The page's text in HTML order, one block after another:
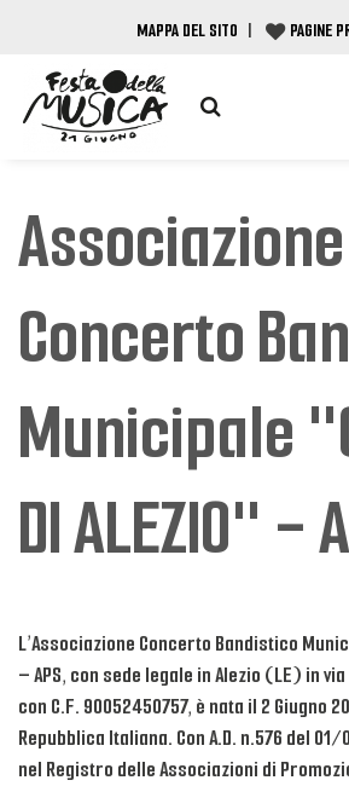
MAPPA DEL SITO | PAGINE
Associazione
Concerto
Municipale
DI ALEZIO" -
L’Associazione Concerto Bandistico
– APS, con sede legale in Alezio (LE) in
con C.F. 90052450757, è nata il 2 Giugno
Repubblica Italiana. Con A.D. n.576 del
nel Registro delle Associazioni di